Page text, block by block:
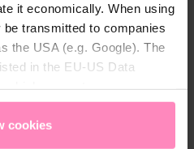
it economically. When using
transmitted to companies
the USA (e.g. Google). The
in the EU-US Data
You canaccept all
cookies
setting at any time in
cookies